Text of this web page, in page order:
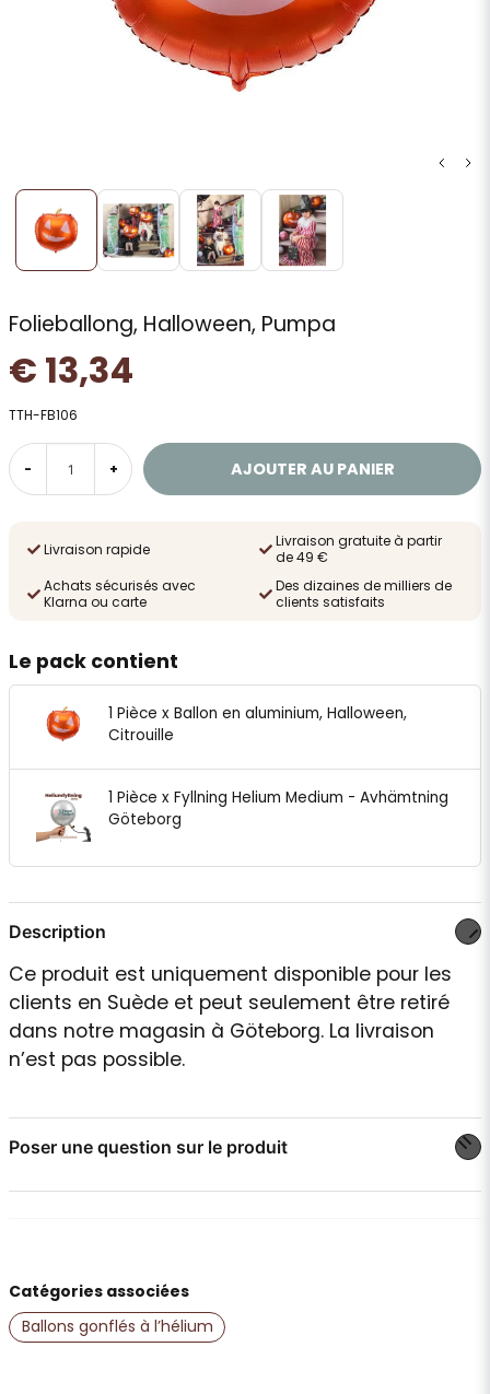
Folieballong, Halloween, Pumpa
€ 13,34
TTH-FB106
- + AJOUTER AU PANIER
Livraison rapide
Livraison gratuite à partir
de 49 €
Achats sécurisés avec
Klarna ou carte
Des dizaines de milliers de
clients satisfaits
Le pack contient
1 Pièce x Ballon en aluminium, Halloween,
Citrouille
1 Pièce x Fyllning Helium Medium - Avhämtning
Göteborg
Description
Ce produit est uniquement disponible pour les
clients en Suède et peut seulement être retiré
dans notre magasin à Göteborg. La livraison
n’est pas possible.
Poser une question sur le produit
name
Nom
Catégories associées
Ballons gonflés à l’hélium